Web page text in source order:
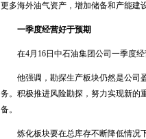
更多海外油气资产，增加储备和产能建
一季度经营好于预期
在4月16日中石油集团公司一季度经
他强调，勘探生产板块仍然是公司盈
务。积极推进风险勘探，努力实现新的
备。
炼化板块要在总库存不断降低情况下